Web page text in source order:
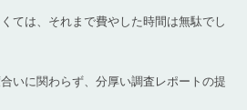
ては、それまで費やした時間は無駄でし
いに関わらず、分厚い調査レポートの提